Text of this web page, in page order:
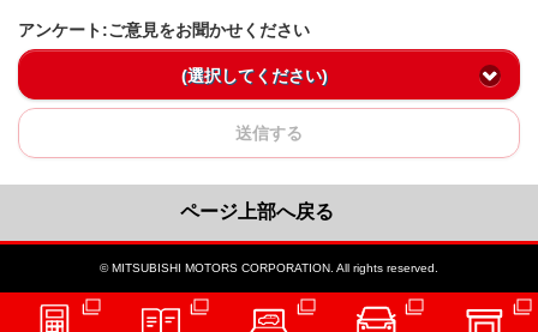
アンケート:ご意見をお聞かせください
(選択してください)
送信する
ページ上部へ戻る
© MITSUBISHI MOTORS CORPORATION. All rights reserved.